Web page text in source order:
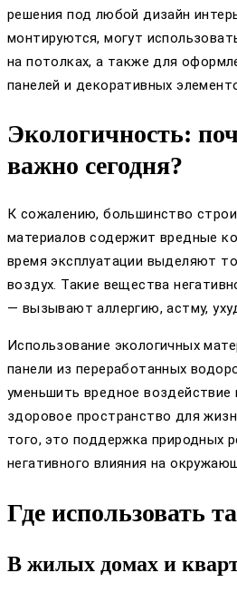
решения под любой дизайн
монтируются, могут
на потолках, а также для
панелей и декоративных
Экологичность:
важно сегодня?
К сожалению, большинство
материалов содержит вредные
время эксплуатации выделяют
воздух. Такие вещества
— вызывают аллергию, астму,
Использование экологичных
панели из переработанных
уменьшить вредное воздействие
здоровое пространство для
того, это поддержка природных
негативного влияния на
Где использовать
В жилых домах и